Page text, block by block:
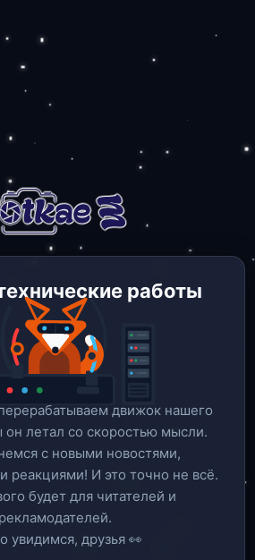
работы
движок нашего
он летал со скоростью мысли.
c новыми новостями,
реакциями! И это точно не всё.
будет для читателей и
рекламодателей.
увидимся, друзья 👀